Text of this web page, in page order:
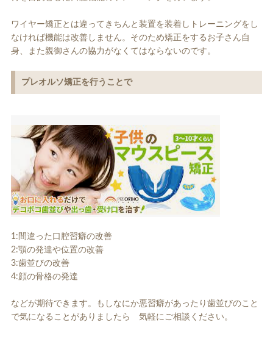
ワイヤー矯正とは違ってきちんと装置を装着しトレーニングをし
なければ機能は改善しません。そのため矯正をするお子さん自
身、また親御さんの協力がなくてはならないのです。
プレオルソ矯正を行うことで
1:間違った口腔習癖の改善
2:顎の発達や位置の改善
3:歯並びの改善
4:顔の骨格の発達
などが期待できます。もしなにか悪習癖があったり歯並びのこと
で気になることがありましたら 気軽にご相談ください。